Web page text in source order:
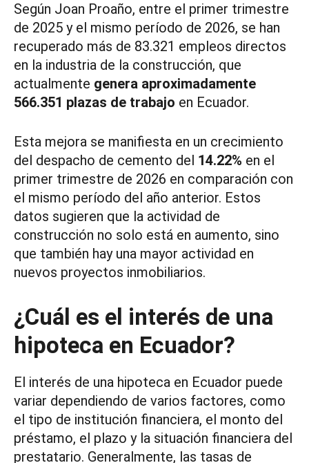
Según Joan Proaño, entre el primer trimestre
de 2025 y el mismo período de 2026, se han
recuperado más de 83.321 empleos directos
en la industria de la construcción, que
actualmente genera aproximadamente
566.351 plazas de trabajo en Ecuador.
Esta mejora se manifiesta en un crecimiento
del despacho de cemento del 14.22% en el
primer trimestre de 2026 en comparación con
el mismo período del año anterior. Estos
datos sugieren que la actividad de
construcción no solo está en aumento, sino
que también hay una mayor actividad en
nuevos proyectos inmobiliarios.
¿Cuál es el interés de una
hipoteca en Ecuador?
El interés de una hipoteca en Ecuador puede
variar dependiendo de varios factores, como
el tipo de institución financiera, el monto del
préstamo, el plazo y la situación financiera del
prestatario. Generalmente, las tasas de